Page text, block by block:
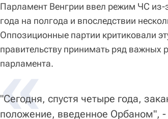
Парламент Венгрии ввел режим ЧС из-
года на полгода и впоследствии
Оппозиционные партии критиковали
правительству принимать ряд
парламента.
«
"Сегодня, спустя четыре года,
положение, введенное Орбаном",